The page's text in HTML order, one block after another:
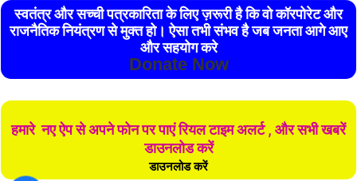
स्वतंत्र और सच्ची पत्रकारिता के लिए ज़रूरी है कि वो कॉरपोरेट और
राजनैतिक नियंत्रण से मुक्त हो। ऐसा तभी संभव है जब जनता आगे आए
और सहयोग करे
Donate Now
हमारे नए ऐप से अपने फोन पर पाएं रियल टाइम अलर्ट , और सभी खबरें
डाउनलोड करें
डाउनलोड करें